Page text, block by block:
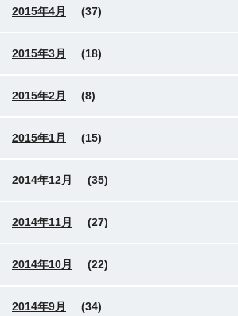
2015年4月 (37)
2015年3月 (18)
2015年2月 (8)
2015年1月 (15)
2014年12月 (35)
2014年11月 (27)
2014年10月 (22)
2014年9月 (34)